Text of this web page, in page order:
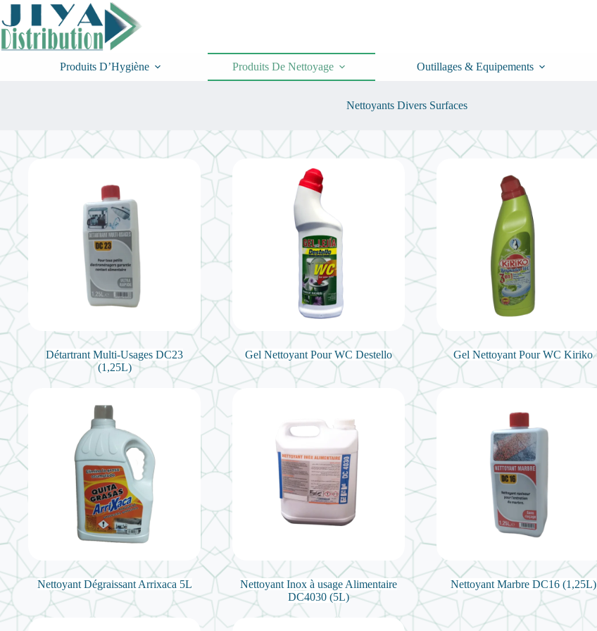
Passer
au
contenu
Produits D’Hygiène Produits De Nettoyage Outillages & Equipements
Nettoyants Divers Surfaces
Détartrant Multi-Usages DC23
(1,25L)
Gel Nettoyant Pour WC Destello Gel Nettoyant Pour WC Kiriko
Nettoyant Dégraissant Arrixaca 5L
Nettoyant Inox à usage Alimentaire
DC4030 (5L)
Nettoyant Marbre DC16 (1,25L)